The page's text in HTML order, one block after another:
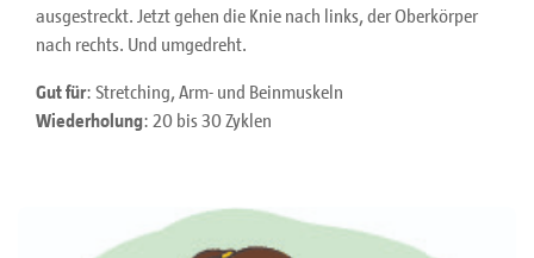
ausgestreckt. Jetzt gehen die Knie nach links, der Oberkörper
nach rechts. Und umgedreht.
Gut für: Stretching, Arm- und Beinmuskeln
Wiederholung: 20 bis 30 Zyklen